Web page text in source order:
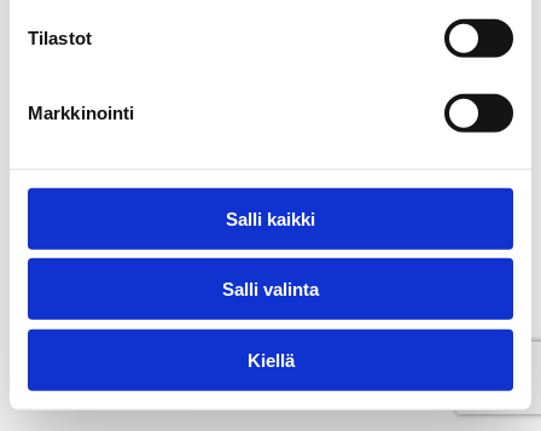
Tilastot
Markkinointi
Salli kaikki
Salli valinta
Kiellä